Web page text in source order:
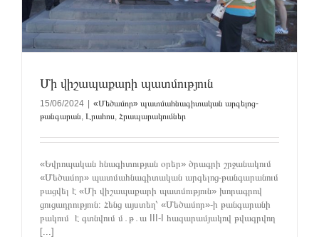
Մի վիշապաքարի պատմություն
15/06/2024 | «Մեծամոր» պատմահնագիտական արգելոց-
թանգարան Լրահոս Հրապարակումներ
«Եվրոպական հնագիտության օրեր» ծրագրի շրջանակում
«Մեծամոր» պատմահնագիտական արգելոց-թանգարանում
բացվել է «Մի վիշապաքարի պատմություն» խորագրով
ցուցադրություն։ Հենց այստեղ՝ «Մեծամոր»-ի թանգարանի
բակում է գտնվում մ․թ․ա III-I հազարամյակով թվագրվող
[...]